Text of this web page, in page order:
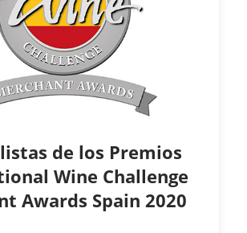
de los Premios
Wine Challenge
Awards Spain 2020